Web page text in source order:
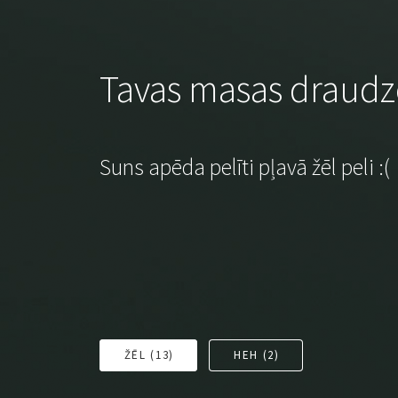
Tavas masas
Suns apēda pelīti pļavā žēl peli :(
ŽĒL (13) HEH (2)